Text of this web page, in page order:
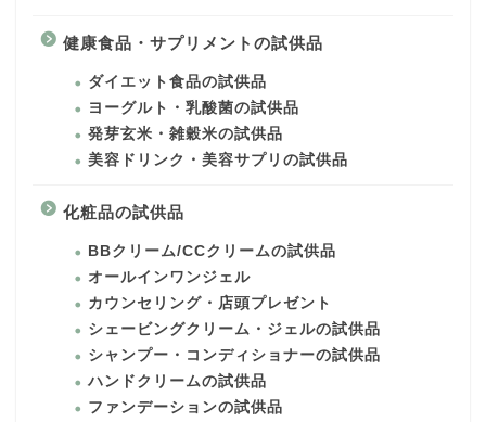
健康食品・サプリメントの試供品
ダイエット食品の試供品
ヨーグルト・乳酸菌の試供品
発芽玄米・雑穀米の試供品
美容ドリンク・美容サプリの試供品
化粧品の試供品
BBクリーム/CCクリームの試供品
オールインワンジェル
カウンセリング・店頭プレゼント
シェービングクリーム・ジェルの試供品
シャンプー・コンディショナーの試供品
ハンドクリームの試供品
ファンデーションの試供品